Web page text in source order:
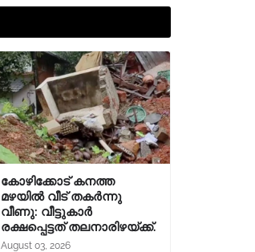
കോഴിക്കോട് കനത്ത
മഴയിൽ വീട് തകർന്നു
വീണു: വീട്ടുകാർ
രക്ഷപ്പെട്ടത് തലനാരിഴയ്ക്ക്.
August 03, 2026